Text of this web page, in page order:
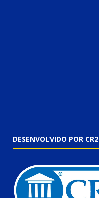
DESENVOLVIDO POR CR2